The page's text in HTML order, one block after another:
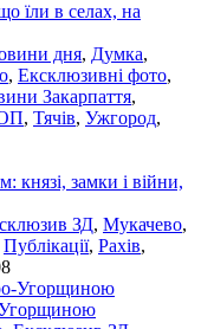
їли в селах, на
дня, Думка,
, Ексклюзивні фото,
Закарпаття,
, Тячів, Ужгород,
князі, замки і війни,
ЗД, Мукачево,
Публікації, Рахів,
Угорщиною